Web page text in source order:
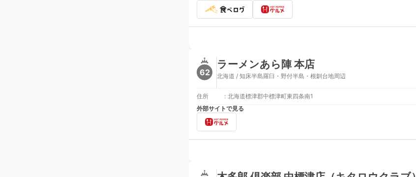
62
ラーメンあら陣 本店
北海道 / 知床半島羅臼・野付半島・根釧台地周辺
住所 : 北海道標津郡中標津町東四条南1
外部サイトで見る